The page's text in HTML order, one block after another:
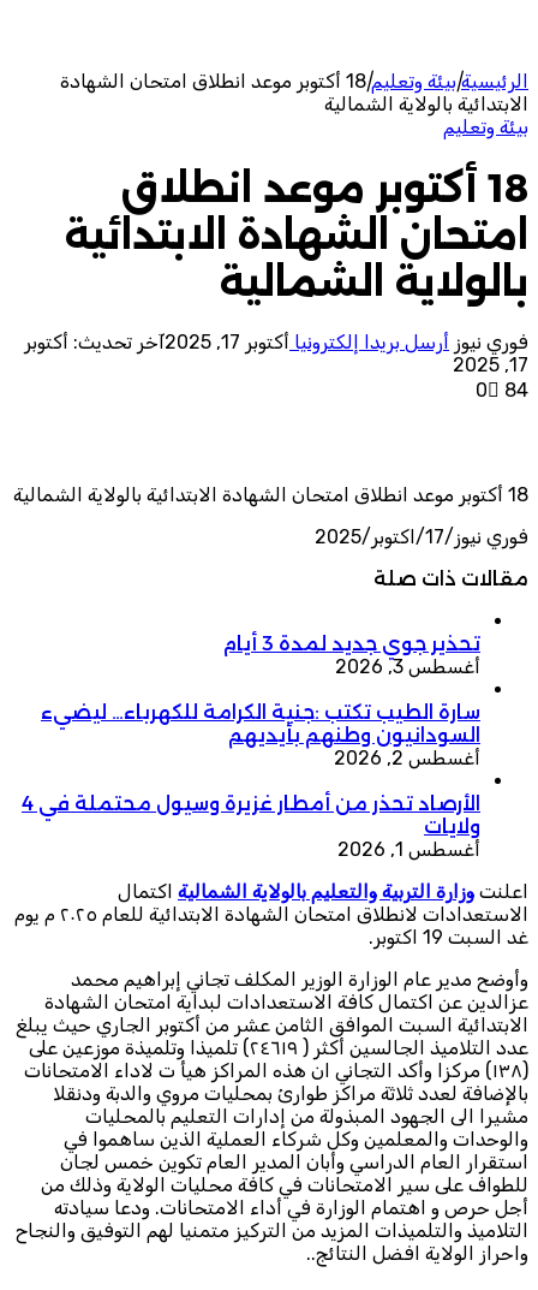
الرئيسية|بيئة وتعليم|
18 أكتوبر موعد انطلاق امتحان الشهادة
الابتدائية بالولاية الشمالية
بيئة وتعليم
18 أكتوبر موعد انطلاق
امتحان الشهادة الابتدائية
بالولاية الشمالية
فوري نيوز أرسل بريدا إلكترونيا أكتوبر 17, 2025
آخر تحديث: أكتوبر
17, 2025
0
84
18 أكتوبر موعد انطلاق امتحان الشهادة الابتدائية بالولاية الشمالية
فوري نيوز/17/اكتوبر/2025
مقالات ذات صلة
تحذير جوي جديد لمدة 3 أيام
أغسطس 3, 2026
سارة الطيب تكتب :جنية الكرامة للكهرباء… ليضيء
السودانيون وطنهم بأيديهم
أغسطس 2, 2026
الأرصاد تحذر من أمطار غزيرة وسيول محتملة في 4
ولايات
أغسطس 1, 2026
اعلنت وزارة التربية والتعليم بالولاية الشمالية اكتمال
الاستعدادات لانطلاق امتحان الشهادة الابتدائية للعام ٢٠٢٥ م يوم
غد السبت 19 اكتوبر.
وأوضح مدير عام الوزارة الوزير المكلف تجاني إبراهيم محمد
عزالدين عن اكتمال كافة الاستعدادات لبداية امتحان الشهادة
الابتدائية السبت الموافق الثامن عشر من أكتوبر الجاري حيث يبلغ
عدد التلاميذ الجالسين أكثر ( ٢٤٦١٩) تلميذا وتلميذة موزعين على
(١٣٨) مركزا وأكد التجاني ان هذه المراكز هيأ ت لاداء الامتحانات
بالإضافة لعدد ثلاثة مراكز طوارئ بمحليات مروي والدبة ودنقلا
مشيرا الى الجهود المبذولة من إدارات التعليم بالمحليات
والوحدات والمعلمين وكل شركاء العملية الذين ساهموا في
استقرار العام الدراسي وأبان المدير العام تكوين خمس لجان
للطواف على سير الامتحانات في كافة محليات الولاية وذلك من
أجل حرص و اهتمام الوزارة في أداء الامتحانات. ودعا سيادته
التلاميذ والتلميذات المزيد من التركيز متمنيا لهم التوفيق والنجاح
واحراز الولاية افضل النتائج..